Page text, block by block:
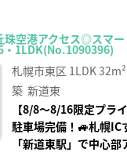
珠空港アクセス◎スマー
・1LDK(No.1090396)
札幌市東区 1LDK32m²
築 新道東
【8/8〜8/16限定プラ
駐車場完備！🚙札幌IC
「新道東駅」で中心